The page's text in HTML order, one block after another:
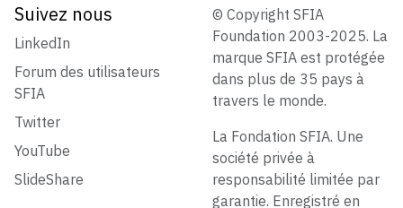
Suivez nous
LinkedIn
Forum des utilisateurs
SFIA
Twitter
YouTube
SlideShare
© Copyright SFIA
Foundation 2003-2025. La
marque SFIA est protégée
dans plus de 35 pays à
travers le monde.
La Fondation SFIA. Une
société privée à
responsabilité limitée par
garantie. Enregistré en